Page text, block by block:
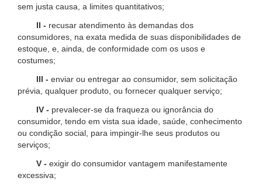
sem justa causa, a limites quantitativos;
II - recusar atendimento às demandas dos
consumidores, na exata medida de suas disponibilidades de
estoque, e, ainda, de conformidade com os usos e
costumes;
III - enviar ou entregar ao consumidor, sem solicitação
prévia, qualquer produto, ou fornecer qualquer serviço;
IV - prevalecer-se da fraqueza ou ignorância do
consumidor, tendo em vista sua idade, saúde, conhecimento
ou condição social, para impingir-lhe seus produtos ou
serviços;
V - exigir do consumidor vantagem manifestamente
excessiva;